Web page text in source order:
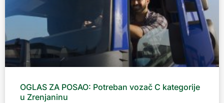
OGLAS ZA POSAO: Potreban vozač C kategorije
u Zrenjaninu